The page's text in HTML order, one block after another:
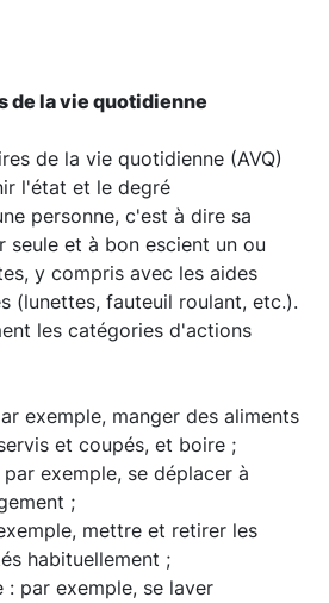
de la vie quotidienne
de la vie quotidienne (AVQ)
l'état et le degré
personne, c'est à dire sa
seule et à bon escient un ou
y compris avec les aides
(lunettes, fauteuil roulant, etc.).
les catégories d'actions
exemple, manger des aliments
et coupés, et boire ;
exemple, se déplacer à
;
mettre et retirer les
habituellement ;
par exemple, se laver